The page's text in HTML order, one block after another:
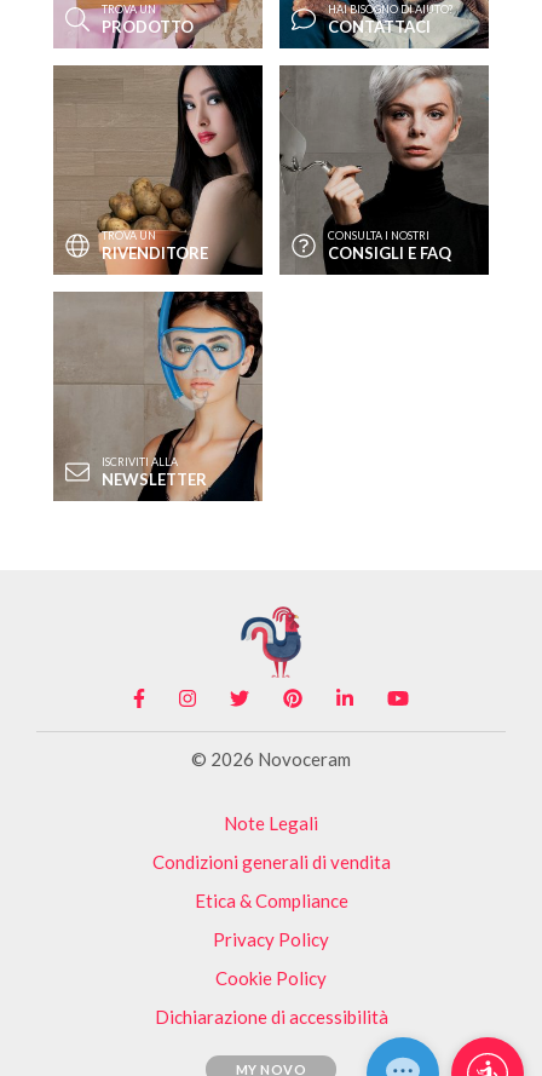
TROVA UN
PRODOTTO
HAI BISOGNO DI AIUTO?
CONTATTACI
TROVA UN
RIVENDITORE
CONSULTA I NOSTRI
CONSIGLI E FAQ
ISCRIVITI ALLA
NEWSLETTER
© 2026 Novoceram
Note Legali
Condizioni generali di vendita
Etica & Compliance
Privacy Policy
Cookie Policy
Dichiarazione di accessibilità
MY NOVO